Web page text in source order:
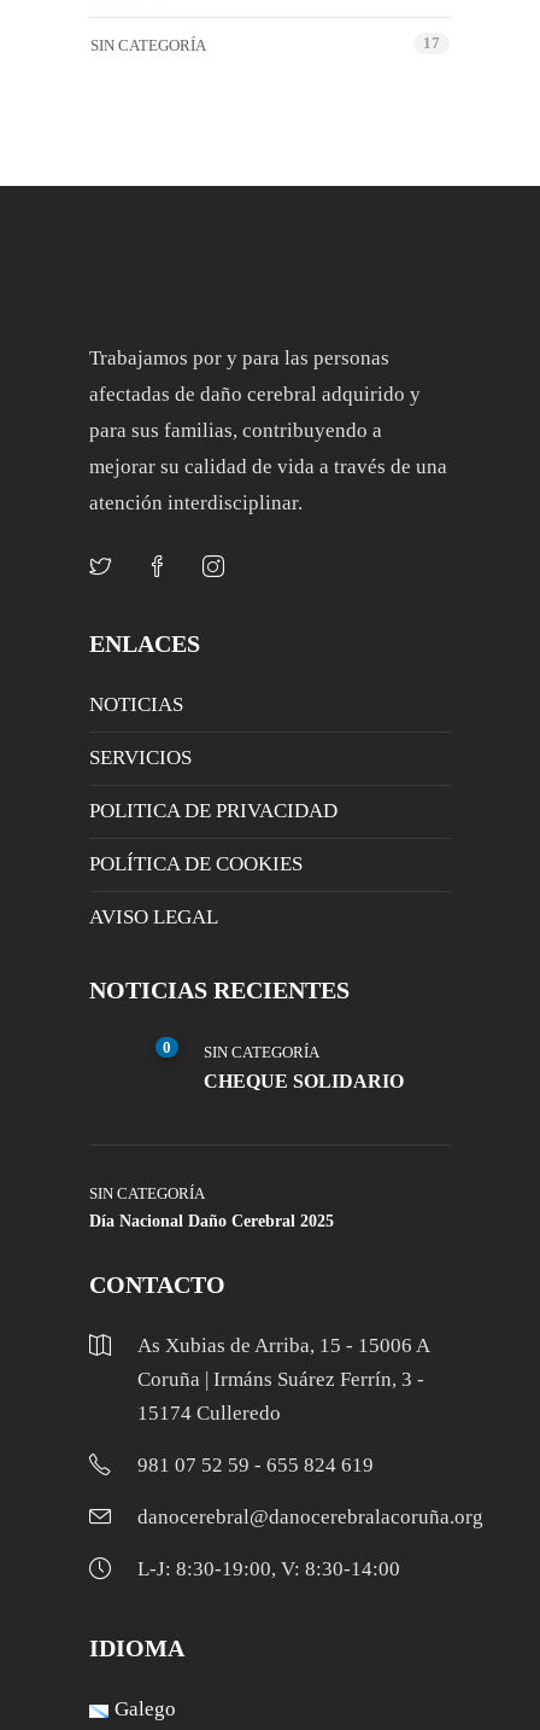
SIN CATEGORÍA 17
Trabajamos por y para las personas
afectadas de daño cerebral adquirido y
para sus familias, contribuyendo a
mejorar su calidad de vida a través de una
atención interdisciplinar.
ENLACES
NOTICIAS
SERVICIOS
POLITICA DE PRIVACIDAD
POLÍTICA DE COOKIES
AVISO LEGAL
NOTICIAS RECIENTES
0 SIN CATEGORÍA
CHEQUE SOLIDARIO
SIN CATEGORÍA
Día Nacional Daño Cerebral 2025
CONTACTO
As Xubias de Arriba, 15 - 15006 A
Coruña | Irmáns Suárez Ferrín, 3 -
15174 Culleredo
981 07 52 59 - 655 824 619
danocerebral@danocerebralacoruña.org
L-J: 8:30-19:00, V: 8:30-14:00
IDIOMA
Galego